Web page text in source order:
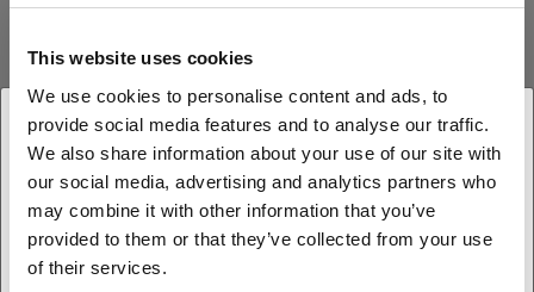
This website uses cookies
We use cookies to personalise content and ads, to
provide social media features and to analyse our traffic.
We also share information about your use of our site with
our social media, advertising and analytics partners who
may combine it with other information that you’ve
provided to them or that they’ve collected from your use
of their services.
-50%
Wanhao Endstop switch to
Duplicator 5/5S and 5S Mini
ZŁ 25,90 zł12,95
w magazynie: 11
-50%
1. Jesteś klientem biznesowym, czy klientem
indywidualnym?